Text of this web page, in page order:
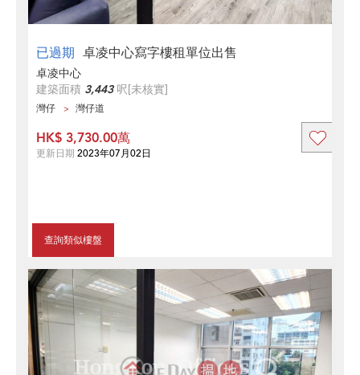
已過期 卓凌中心寫字樓租單位出售
卓凌中心
建築面積 3,443呎[未核實]
灣仔 灣仔道
查詢類似樓盤
HK$ 3,730.00萬
更新日期 2023年07月02日